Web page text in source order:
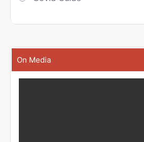
On Media